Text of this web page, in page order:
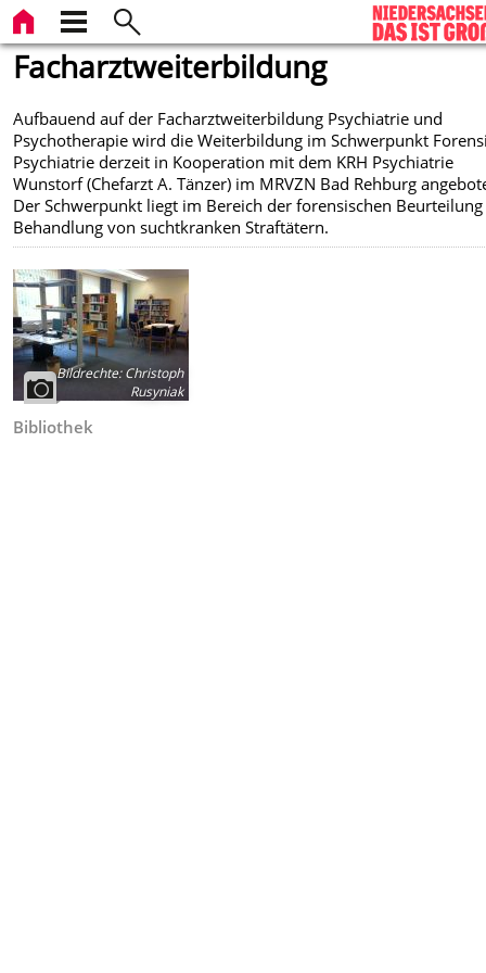
Facharztweiterbildung
Aufbauend auf der Facharztweiterbildung Psychiatrie und
Psychotherapie wird die Weiterbildung im Schwerpunkt
Psychiatrie derzeit in Kooperation mit dem KRH Psychiatrie
Wunstorf (Chefarzt A. Tänzer) im MRVZN Bad Rehburg
Der Schwerpunkt liegt im Bereich der forensischen
Behandlung von suchtkranken Straftätern.
Bildrechte:Christoph
Rusyniak
Bibliothek